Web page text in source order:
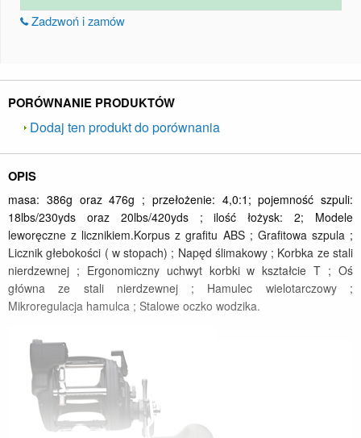
Zadzwoń i zamów
PORÓWNANIE PRODUKTÓW
Dodaj ten produkt do porównania
OPIS
masa: 386g oraz 476g ; przełożenie: 4,0:1; pojemność szpuli:
18lbs/230yds oraz 20lbs/420yds ; ilość łożysk: 2; Modele
leworęczne z licznikiem.Korpus z grafitu ABS ; Grafitowa szpula ;
Licznik głebokości ( w stopach) ; Napęd ślimakowy ; Korbka ze stali
nierdzewnej ; Ergonomiczny uchwyt korbki w kształcie T ; Oś
główna ze stali nierdzewnej ; Hamulec wielotarczowy ;
Mikroregulacja hamulca ; Stalowe oczko wodzika.